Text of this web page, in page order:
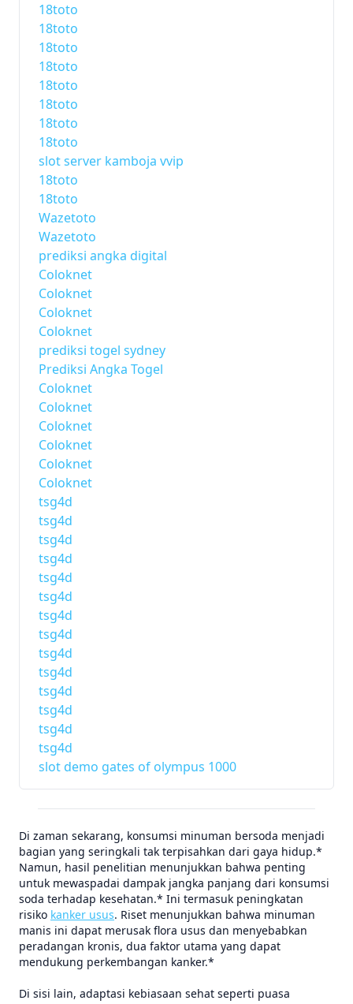
18toto
18toto
18toto
18toto
18toto
18toto
18toto
18toto
slot server kamboja vvip
18toto
18toto
Wazetoto
Wazetoto
prediksi angka digital
Coloknet
Coloknet
Coloknet
Coloknet
prediksi togel sydney
Prediksi Angka Togel
Coloknet
Coloknet
Coloknet
Coloknet
Coloknet
Coloknet
tsg4d
tsg4d
tsg4d
tsg4d
tsg4d
tsg4d
tsg4d
tsg4d
tsg4d
tsg4d
tsg4d
tsg4d
tsg4d
tsg4d
slot demo gates of olympus 1000
Di zaman sekarang, konsumsi minuman bersoda menjadi
bagian yang seringkali tak terpisahkan dari gaya hidup.*
Namun, hasil penelitian menunjukkan bahwa penting
untuk mewaspadai dampak jangka panjang dari konsumsi
soda terhadap kesehatan.* Ini termasuk peningkatan
risiko kanker usus. Riset menunjukkan bahwa minuman
manis ini dapat merusak flora usus dan menyebabkan
peradangan kronis, dua faktor utama yang dapat
mendukung perkembangan kanker.*
Di sisi lain, adaptasi kebiasaan sehat seperti puasa